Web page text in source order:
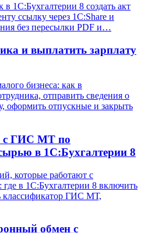
1С:Бухгалтерии 8 создать акт
ссылку через 1С:Share и
без пересылки PDF и…
и выплатить зарплату
бизнеса: как в
отправить сведения о
оформить отпускные и закрыть
с ГИС МТ по
в 1С:Бухгалтерии 8
которые работают с
в 1С:Бухгалтерии 8 включить
классификатор ГИС МТ,
обмен с